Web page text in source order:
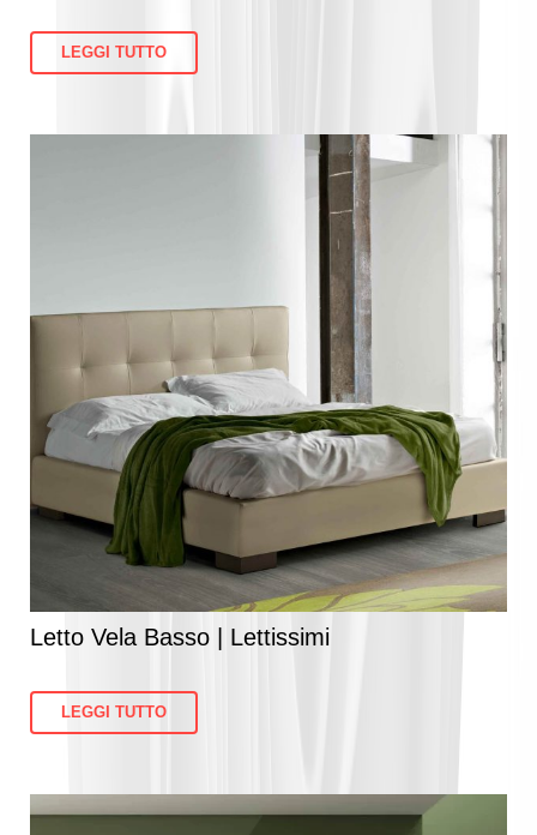
LEGGI TUTTO
Letto Vela Basso | Lettissimi
LEGGI TUTTO